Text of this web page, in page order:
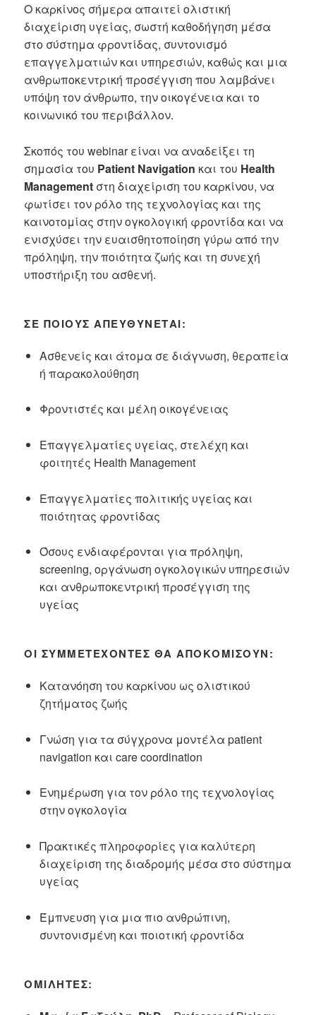
Ο καρκίνος σήμερα απαιτεί ολιστική
διαχείριση υγείας, σωστή καθοδήγηση μέσα
στο σύστημα φροντίδας, συντονισμό
επαγγελματιών και υπηρεσιών, καθώς και μια
ανθρωποκεντρική προσέγγιση που λαμβάνει
υπόψη τον άνθρωπο, την οικογένεια και το
κοινωνικό του περιβάλλον.
Σκοπός του webinar είναι να αναδείξει τη
σημασία του Patient Navigation και του Health
Management στη διαχείριση του καρκίνου, να
φωτίσει τον ρόλο της τεχνολογίας και της
καινοτομίας στην ογκολογική φροντίδα και να
ενισχύσει την ευαισθητοποίηση γύρω από την
πρόληψη, την ποιότητα ζωής και τη συνεχή
υποστήριξη του ασθενή.
ΣΕ ΠΟΙΟΥΣ ΑΠΕΥΘΎΝΕΤΑΙ:
Ασθενείς και άτομα σε διάγνωση, θεραπεία
ή παρακολούθηση
Φροντιστές και μέλη οικογένειας
Επαγγελματίες υγείας, στελέχη και
φοιτητές Health Management
Επαγγελματίες πολιτικής υγείας και
ποιότητας φροντίδας
Όσους ενδιαφέρονται για πρόληψη,
screening, οργάνωση ογκολογικών υπηρεσιών
και ανθρωποκεντρική προσέγγιση της
υγείας
ΟΙ ΣΥΜΜΕΤΈΧΟΝΤΕΣ ΘΑ ΑΠΟΚΟΜΊΣΟΥΝ:
Κατανόηση του καρκίνου ως ολιστικού
ζητήματος ζωής
Γνώση για τα σύγχρονα μοντέλα patient
navigation και care coordination
Ενημέρωση για τον ρόλο της τεχνολογίας
στην ογκολογία
Πρακτικές πληροφορίες για καλύτερη
διαχείριση της διαδρομής μέσα στο σύστημα
υγείας
Έμπνευση για μια πιο ανθρώπινη,
συντονισμένη και ποιοτική φροντίδα
ΟΜΙΛΗΤΈΣ: